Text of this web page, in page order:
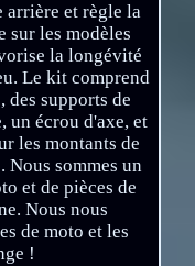
arrière et règle la
sur les modèles
la longévité
Le kit comprend
des supports de
un écrou d'axe, et
les montants de
sommes un
et de pièces de
Nous nous
de moto et les
!